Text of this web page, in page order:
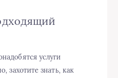
услуги
захотите знать, как